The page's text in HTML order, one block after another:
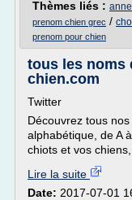
Thèmes liés :
prenom chien grec /
prenom pour chien
tous les noms
chien.com
Twitter
Découvrez tous
alphabétique, de A
chiots et vos
Lire la suite
Date: 2017-07-01